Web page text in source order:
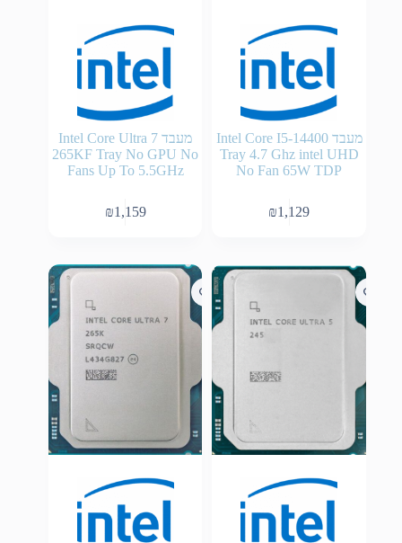
מעבד Intel Core I5-14400
Tray 4.7 Ghz intel UHD
No Fan 65W TDP
₪1,129
מעבד Intel Core Ultra 7
265KF Tray No GPU No
Fans Up To 5.5GHz
₪1,159